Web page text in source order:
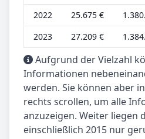
2022
25.675 €
2023
27.209 €
Aufgrund der Vielzahl
Informationen
werden. Sie können aber
rechts scrollen, um alle
anzuzeigen. Weiter liegen
einschließlich 2015 nur